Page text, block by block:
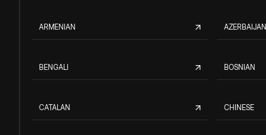
ARMENIAN AZERBAIJANI
BENGALI BOSNIAN
CATALAN CHINESE